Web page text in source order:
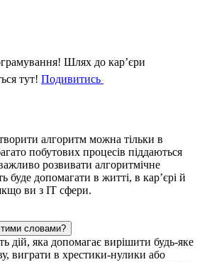
Шлях до кар’єри
тут! Подивитись
алгоритм можна тільки в
побутових процесів піддаються
розвивати алгоритмічне
буде допомагати в житті, в кар’єрі й
ви з IT сфери.
словами?
дій, яка допомагає вирішити будь-яке
виграти в хрестики-нулики або